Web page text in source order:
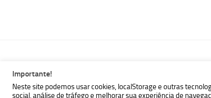
MBallem | Programando com Java © 2026. Todos Direitos
Powered by - Designed with theHueman theme
Importante!
Neste site podemos usar cookies, localStorage e outras
social, análise de tráfego e melhorar sua experiência de